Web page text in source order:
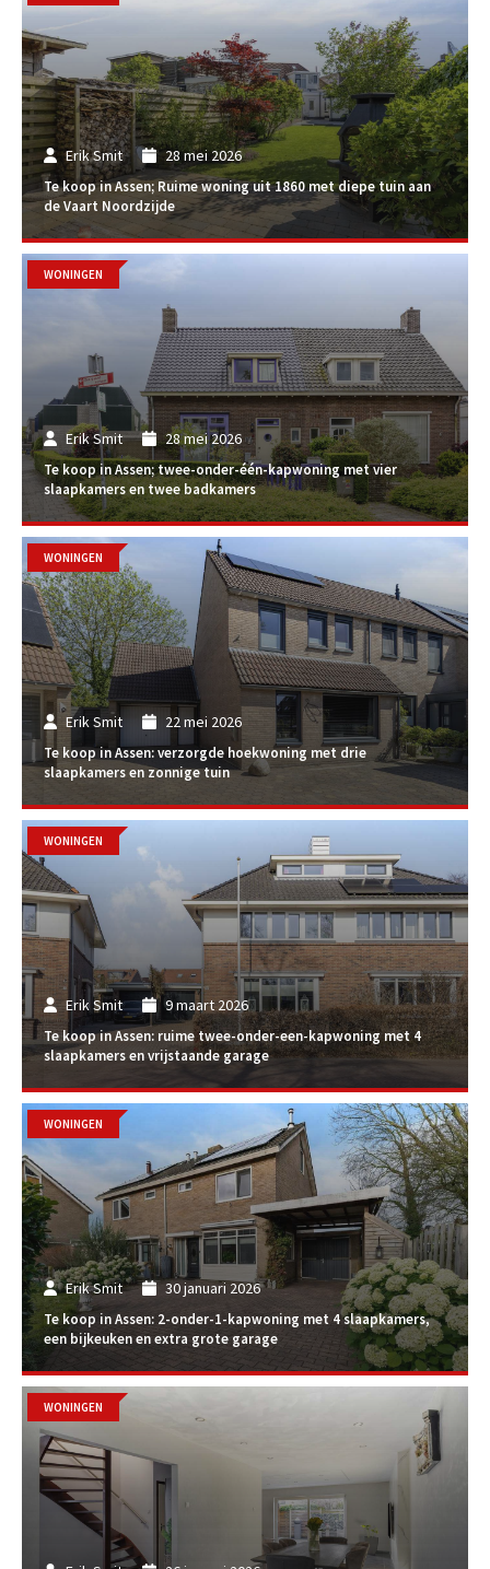
Erik Smit 28 mei 2026
Te koop in Assen; Ruime woning uit 1860 met diepe tuin aan
de Vaart Noordzijde
Erik Smit 28 mei 2026
Te koop in Assen; twee-onder-één-kapwoning met vier
slaapkamers en twee badkamers
WONINGEN
Erik Smit 22 mei 2026
Te koop in Assen: verzorgde hoekwoning met drie
slaapkamers en zonnige tuin
WONINGEN
Erik Smit 9 maart 2026
Te koop in Assen: ruime twee-onder-een-kapwoning met 4
slaapkamers en vrijstaande garage
WONINGEN
Erik Smit 30 januari 2026
Te koop in Assen: 2-onder-1-kapwoning met 4 slaapkamers,
een bijkeuken en extra grote garage
WONINGEN
WONINGEN